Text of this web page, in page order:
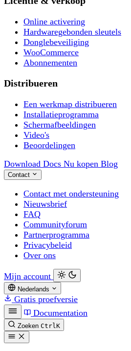
Online activering
Hardwaregebonden sleutels
Donglebeveiliging
WooCommerce
Abonnementen
Distribueren
Een werkmap distribueren
Installatieprogramma
Schermafbeeldingen
Video's
Beoordelingen
Download Docs Nu kopen Blog
Contact
Contact met ondersteuning
Nieuwsbrief
FAQ
Communityforum
Partnerprogramma
Privacybeleid
Over ons
Mijn account
Nederlands
Gratis proefversie
Documentation
Zoeken CtrlK